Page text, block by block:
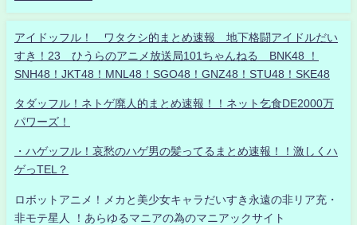
アイドッフル！ ワタクシ的まとめ速報 地下格闘アイドルだい
すき！23 ひうらのアニメ放送局101ちゃんねる BNK48 ！
SNH48！JKT48！MNL48！SGO48！GNZ48！STU48！SKE48
タダッフル！ネトゲ廃人的まとめ速報！！ネット乞食DE2000万
パワーズ！
・ハゲッフル！哀愁のハゲ男の髪ってるまとめ速報！！激しくハ
ゲっTEL？
ロボットアニメ！メカと美少女キャラだいすき永遠の非リア充・
非モテ星人 ！あらゆるマニアの為のマニアックサイト